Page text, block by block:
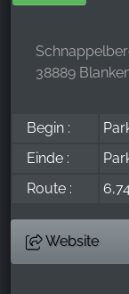
38889
Begin :
Einde :
Route :
Website